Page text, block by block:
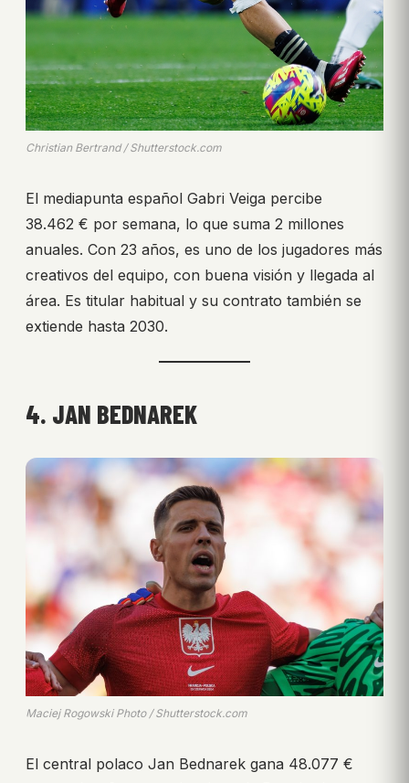
Christian Bertrand / Shutterstock.com
El mediapunta español Gabri Veiga percibe
38.462 € por semana, lo que suma 2 millones
anuales. Con 23 años, es uno de los jugadores más
creativos del equipo, con buena visión y llegada al
área. Es titular habitual y su contrato también se
extiende hasta 2030.
4. JAN BEDNAREK
Maciej Rogowski Photo / Shutterstock.com
El central polaco Jan Bednarek gana 48.077 €